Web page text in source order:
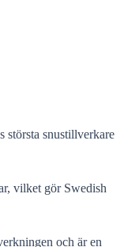
största snustillverkare
vilket gör Swedish
och är en